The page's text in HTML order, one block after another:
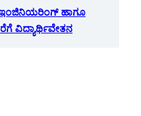
ಇಂಜಿನಿಯರಿಂಗ್ ಹಾಗೂ
ವಿದ್ಯಾರ್ಥಿವೇತನ